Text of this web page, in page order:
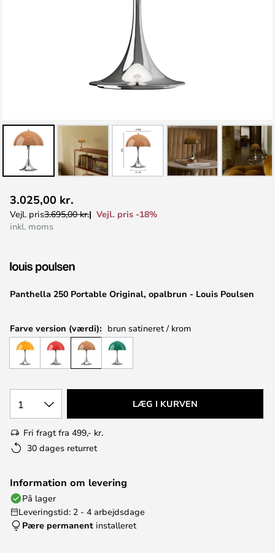
til
starten
Panthella 250 Portable Original, opalbrun - Louis Poulsen
3.025,00 kr.
Vejl. pris3.695,00 kr.
Vejl. pris -18%
inkl. moms
Farve version (værdi): brun satineret / krom
1 LÆG I KURVEN
Fri fragt fra 499,- kr.
30 dages returret
Information om levering
På lager
Leveringstid: 2 - 4 arbejdsdage
Pære permanent installeret